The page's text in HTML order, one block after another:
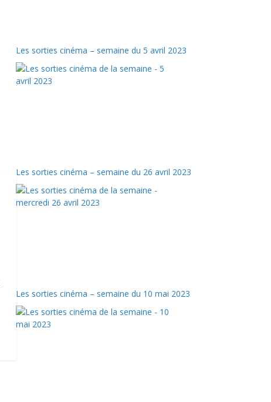
Les sorties cinéma – semaine du 5 avril 2023
Les sorties cinéma – semaine du 26 avril 2023
Les sorties cinéma – semaine du 10 mai 2023